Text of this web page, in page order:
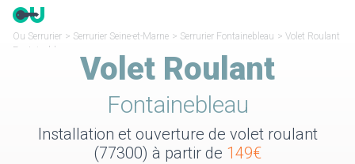
Ou Serrurier > Serrurier Seine-et-Marne > Serrurier Fontainebleau > Volet Roulant
Fontainebleau
Volet Roulant
Fontainebleau
Installation et ouverture de volet roulant
(77300) à partir de 149€